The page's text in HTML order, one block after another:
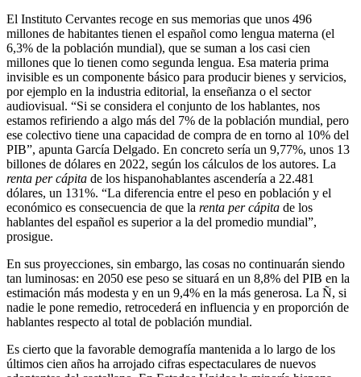
El Instituto Cervantes recoge en sus memorias que unos 496
millones de habitantes tienen el español como lengua materna (el
6,3% de la población mundial), que se suman a los casi cien
millones que lo tienen como segunda lengua. Esa materia prima
invisible es un componente básico para producir bienes y servicios,
por ejemplo en la industria editorial, la enseñanza o el sector
audiovisual. “Si se considera el conjunto de los hablantes, nos
estamos refiriendo a algo más del 7% de la población mundial, pero
ese colectivo tiene una capacidad de compra de en torno al 10% del
PIB”, apunta García Delgado. En concreto sería un 9,77%, unos 13
billones de dólares en 2022, según los cálculos de los autores. La
renta per cápita de los hispanohablantes ascendería a 22.481
dólares, un 131%. “La diferencia entre el peso en población y el
económico es consecuencia de que la renta per cápita de los
hablantes del español es superior a la del promedio mundial”,
prosigue.
En sus proyecciones, sin embargo, las cosas no continuarán siendo
tan luminosas: en 2050 ese peso se situará en un 8,8% del PIB en la
estimación más modesta y en un 9,4% en la más generosa. La Ñ, si
nadie le pone remedio, retrocederá en influencia y en proporción de
hablantes respecto al total de población mundial.
Es cierto que la favorable demografía mantenida a lo largo de los
últimos cien años ha arrojado cifras espectaculares de nuevos